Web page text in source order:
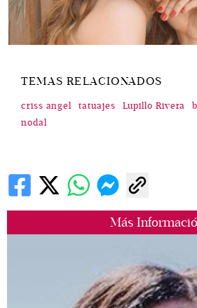
Más
TEMAS RELACIONADOS
criss angel tatuajes Lupillo Rivera
nodal